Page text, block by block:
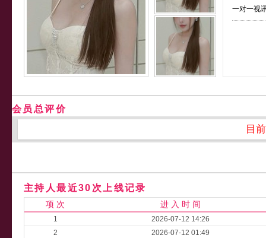
一对一视
会员总评价
目
主持人最近30次上线记录
项 次 进 入 时 间
1
2026-07-12 14:26
2
2026-07-12 01:49